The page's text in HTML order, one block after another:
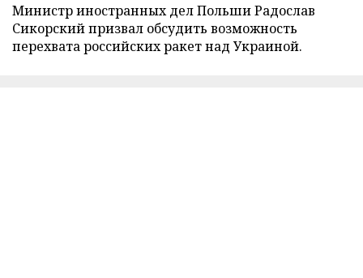
Министр иностранных дел Польши Радослав
Сикорский призвал обсудить возможность
перехвата российских ракет над Украиной.